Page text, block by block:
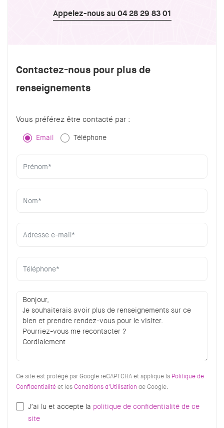
Appelez-nous au 04 28 29 83 01
Contactez-nous pour plus de
renseignements
Vous préférez être contacté par :
Email Téléphone
Ce site est protégé par Google reCAPTCHA et applique la Politique de
Confidentialitéet lesConditions d'Utilisation de Google.
J’ai lu et accepte la politique de confidentialité de ce
site